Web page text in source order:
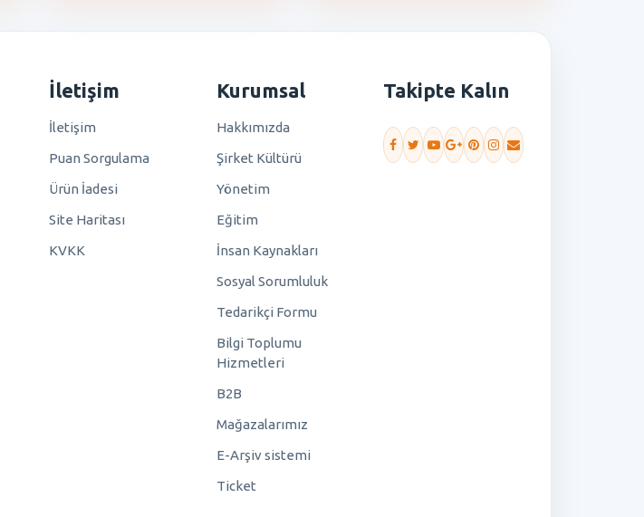
İletişim
İletişim
Puan Sorgulama
Ürün İadesi
Site Haritası
KVKK
Kurumsal
Hakkımızda
Şirket Kültürü
Yönetim
Eğitim
İnsan Kaynakları
Sosyal Sorumluluk
Tedarikçi Formu
Bilgi Toplumu
Hizmetleri
B2B
Mağazalarımız
E-Arşiv sistemi
Ticket
Takipte Kalın